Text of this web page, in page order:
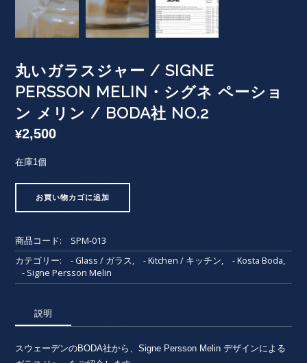
丸いガラスジャー / SIGNE
PERSSON MELIN・シグネ ペーショ
ン メリン / BODA社 NO.2
¥2,500
在庫1個
ス
ジ
ャ
Signe
Melin・
お買い物カゴに追加
商品コード:
SPM-013
カテゴリー:
- Glass / ガラス, - Kitchen / キッチン, - Kosta Boda,
- Signe Persson Melin
説明
スウェーデンのBODA社から、Signe Persson Melin デザインによる